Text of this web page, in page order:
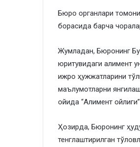
Бюро органлари
борасида барча
Жумладан, Бюронинг
юритувидаги алимент
ижро ҳужжатларини
маълумотларни
ойида “Алимент
​Ҳозирда, Бюронинг
тенглаштирилган